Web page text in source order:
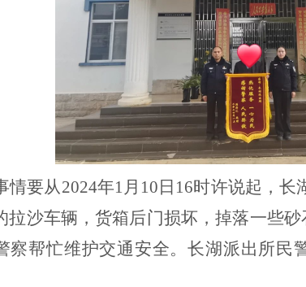
情要从2024年1月10日16时许说起，
拉沙车辆，货箱后门损坏，掉落一些
察帮忙维护交通安全。长湖派出所民